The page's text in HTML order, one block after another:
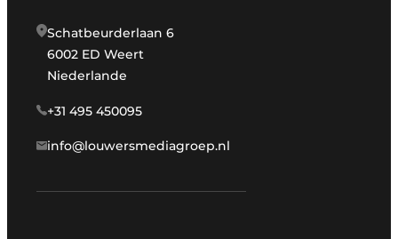
Schatbeurderlaan 6
6002 ED Weert
Niederlande
+31 495 450095
info@louwersmediagroep.nl